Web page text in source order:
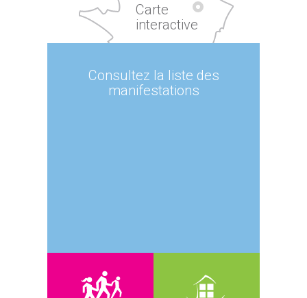
Carte
interactive
Consultez la liste des
manifestations